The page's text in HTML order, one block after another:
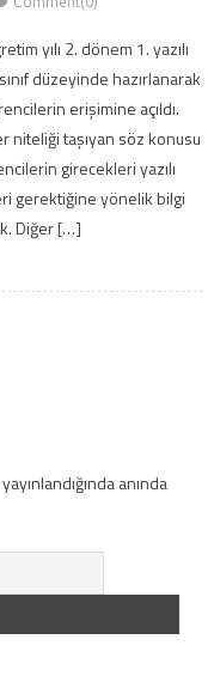
yılı 2. dönem 1. yazılı
düzeyinde hazırlanarak
erişimine açıldı.
niteliği taşıyan söz konusu
girecekleri yazılı
gerektiğine yönelik bilgi
Diğer […]
anında